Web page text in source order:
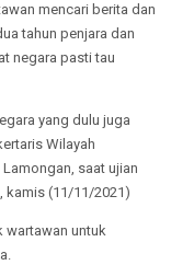
mencari berita dan
tahun penjara dan
negara pasti tau
yang dulu juga
Wilayah
saat ujian
kamis (11/11/2021)
wartawan untuk